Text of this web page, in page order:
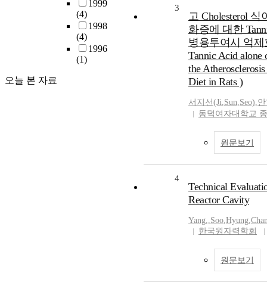
1999
(4)
1998
(4)
1996
(1)
오늘 본 자료
3
고 Cholesterol
화증에 대한
병용투여시 억제
Tannic Acid alone
the
Diet in Rats )
서지선(Ji,Sun,Seo),
동덕여자대학교
원문보기
4
Technical
Reactor Cavity
Yang,,Soo,Hyung,
한국원자력학회
원문보기